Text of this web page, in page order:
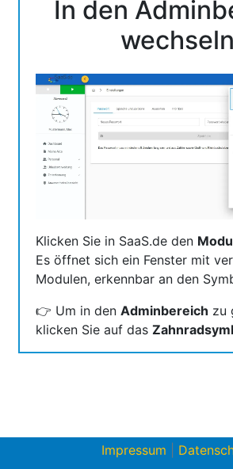
In den
wechseln
Klicken Sie in SaaS.de den
Es öffnet sich ein Fenster mit
Modulen, erkennbar an den
👉 Um in den Adminbereich zu
klicken Sie auf das
Impressum